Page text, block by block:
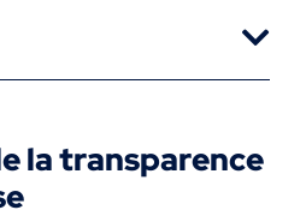
la transparence